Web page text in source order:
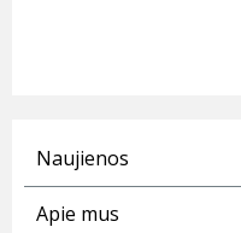
Naujienos
Apie mus